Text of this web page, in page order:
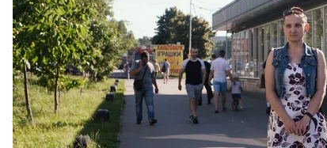
работает по специальности.
Первый раз я поступала сразу после
лингвистический университет и НАУ
баллов. Оказалось, что я не была достаточно
были хорошие оценки. Я была уверена, что
заведения. Задания были совсем другие, не
тому же я тогда выбирала институты сама,
дополнительные сложности.